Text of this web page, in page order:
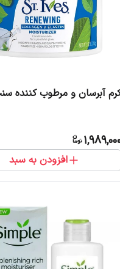
آبرسان و مرطوب کننده
افزودن به سبد